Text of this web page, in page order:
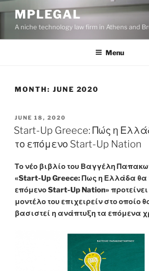
content
MPLEGAL
A niche technology law firm in Athens and
Menu
MONTH: JUNE 2020
POSTED
ON
JUNE 18, 2020
Start-Up Greece: Πώς η
το επόμενο Start-Up Nation
Το νέο βιβλίο του Βαγγέλη
«Start-Up Greece: Πως η Ελλάδα θα
επόμενο Start-Up Nation»
μοντέλο του επιχειρείν στο οποίο
βασιστεί η ανάπτυξη τα επόμενα